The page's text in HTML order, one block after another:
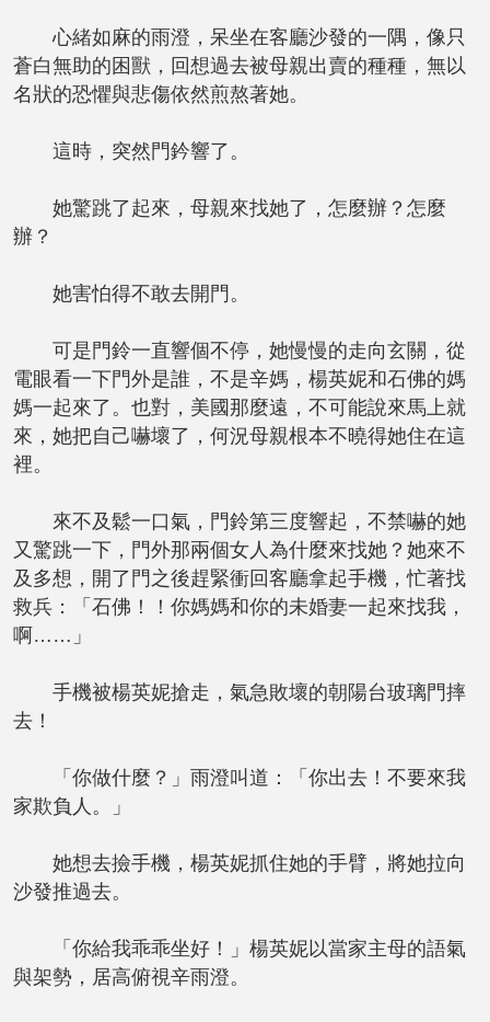
心緒如麻的雨澄，呆坐在客廳沙發的一隅，像只
蒼白無助的困獸，回想過去被母親出賣的種種，無以
名狀的恐懼與悲傷依然煎熬著她。
這時，突然門鈐響了。
她驚跳了起來，母親來找她了，怎麼辦？怎麼
辦？
她害怕得不敢去開門。
可是門鈴一直響個不停，她慢慢的走向玄關，從
電眼看一下門外是誰，不是辛媽，楊英妮和石佛的媽
媽一起來了。也對，美國那麼遠，不可能說來馬上就
來，她把自己嚇壞了，何況母親根本不曉得她住在這
裡。
來不及鬆一口氣，門鈴第三度響起，不禁嚇的她
又驚跳一下，門外那兩個女人為什麼來找她？她來不
及多想，開了門之後趕緊衝回客廳拿起手機，忙著找
救兵：「石佛！！你媽媽和你的未婚妻一起來找我，
啊……」
手機被楊英妮搶走，氣急敗壞的朝陽台玻璃門摔
去！
「你做什麼？」雨澄叫道：「你出去！不要來我
家欺負人。」
她想去撿手機，楊英妮抓住她的手臂，將她拉向
沙發推過去。
「你給我乖乖坐好！」楊英妮以當家主母的語氣
與架勢，居高俯視辛雨澄。